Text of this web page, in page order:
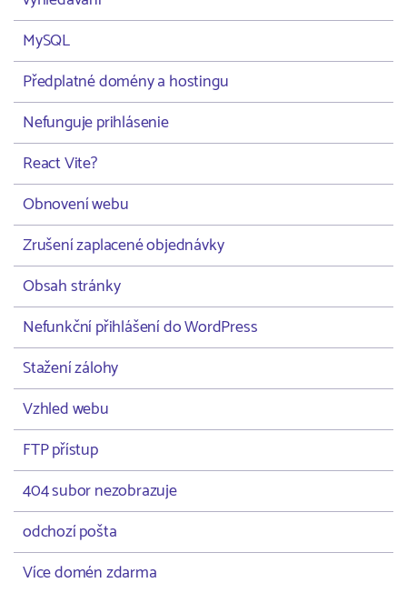
MySQL
Předplatné domény a hostingu
Nefunguje prihlásenie
React Vite?
Obnovení webu
Zrušení zaplacené objednávky
Obsah stránky
Nefunkční přihlášení do WordPress
Stažení zálohy
Vzhled webu
FTP přístup
404 subor nezobrazuje
odchozí pošta
Více domén zdarma